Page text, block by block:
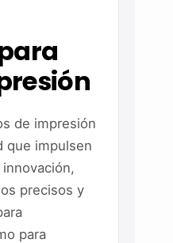
de impresión
que impulsen
precisos y
para